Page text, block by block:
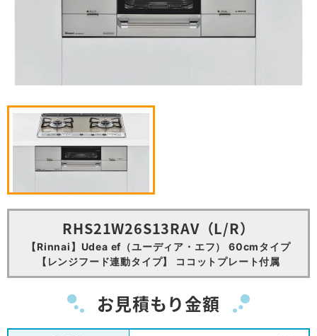
RHS21W26S13RAV（L/R）
【Rinnai】Udea ef（ユーディア・エフ） 60cmタイプ
【レンジフード連動タイプ】 ココットプレート付属
お見積もり金額